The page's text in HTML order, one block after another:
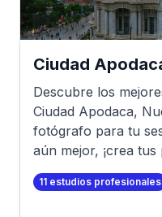
Ciudad
Descubre los
Ciudad Apodaca,
fotógrafo para tu
aún mejor, ¡crea
en minutos!
11 estudios profesionales